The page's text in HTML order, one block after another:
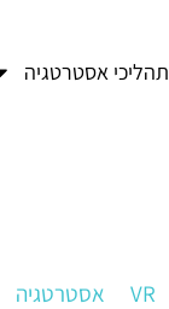
תהליכי אסטרטגיה
VR אסטרטגיה